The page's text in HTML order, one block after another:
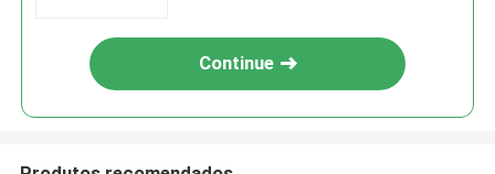
Continue